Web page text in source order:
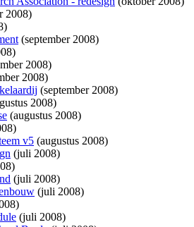
2008)
(september 2008)
2008)
2008)
(september 2008)
2008)
(augustus 2008)
v5 (augustus 2008)
(juli 2008)
(juli 2008)
(juli 2008)
(juli 2008)